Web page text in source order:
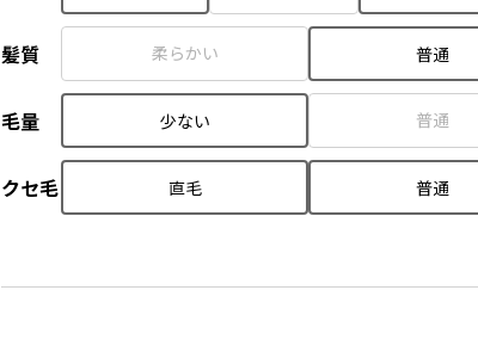
髪質 柔らかい 普通
毛量 少ない 普通
クセ毛 直毛 普通